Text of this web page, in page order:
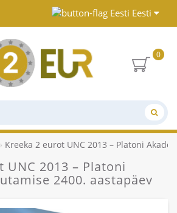
Eesti
0
Kreeka 2 eurot UNC 2013 – Platoni
UNC 2013 – Platoni
2400. aastapäev